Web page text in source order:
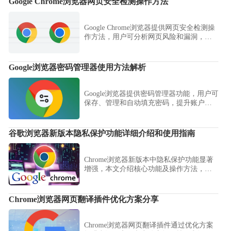
Google Chrome浏览器提供网页安全检测操
作方法，用户可分析网页风险和漏洞，通
Google浏览器密码管理器使用方法解析
Google浏览器提供密码管理器功能，用户可
保存、管理和自动填充密码，提升账户安
谷歌浏览器新版本隐私保护功能详细介绍和使用指南
Chrome浏览器新版本中隐私保护功能显著
增强，本文介绍核心功能及操作方法，帮
Chrome浏览器网页翻译插件优化方案分享
Chrome浏览器网页翻译插件通过优化方案